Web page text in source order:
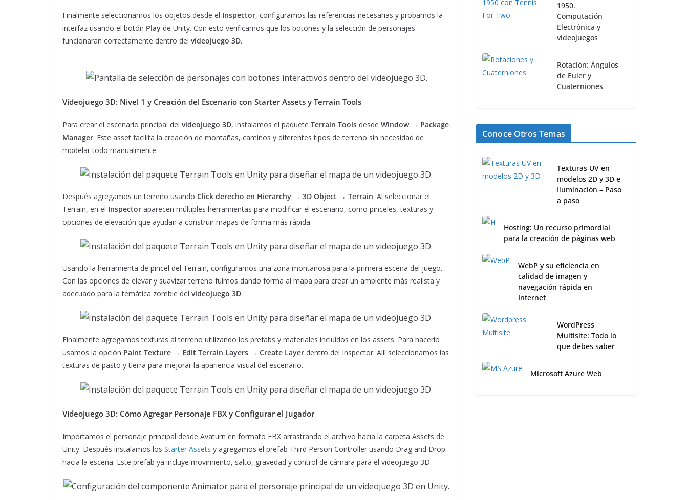
Finalmente seleccionamos los objetos desde el Inspector, configuramos las referencias necesarias y probamos la
interfaz usando el botón Play de Unity. Con esto verificamos que los botones y la selección de personajes
funcionaran correctamente dentro del videojuego 3D.
Videojuego 3D: Nivel 1 y Creación del Escenario con Starter Assets y Terrain Tools
Para crear el escenario principal del videojuego 3D, instalamos el paquete Terrain Tools desde Window → Package
Manager. Este asset facilita la creación de montañas, caminos y diferentes tipos de terreno sin necesidad de
modelar todo manualmente.
Después agregamos un terreno usando Click derecho en Hierarchy → 3D Object → Terrain. Al seleccionar el
Terrain, en el Inspector aparecen múltiples herramientas para modificar el escenario, como pinceles, texturas y
opciones de elevación que ayudan a construir mapas de forma más rápida.
Usando la herramienta de pincel del Terrain, configuramos una zona montañosa para la primera escena del juego.
Con las opciones de elevar y suavizar terreno fuimos dando forma al mapa para crear un ambiente más realista y
adecuado para la temática zombie del videojuego 3D.
Finalmente agregamos texturas al terreno utilizando los prefabs y materiales incluidos en los assets. Para hacerlo
usamos la opción Paint Texture → Edit Terrain Layers → Create Layer dentro del Inspector. Allí seleccionamos las
texturas de pasto y tierra para mejorar la apariencia visual del escenario.
Videojuego 3D: Cómo Agregar Personaje FBX y Configurar el Jugador
Importamos el personaje principal desde Avaturn en formato FBX arrastrando el archivo hacia la carpeta Assets de
Unity. Después instalamos los Starter Assets y agregamos el prefab Third Person Controller usando Drag and Drop
hacia la escena. Este prefab ya incluye movimiento, salto, gravedad y control de cámara para el videojuego 3D.
1950.
Computación
Electrónica y
videojuegos
Rotación: Ángulos
de Euler y
Cuaterniones
Conoce Otros Temas
Texturas UV en
modelos 2D y 3D e
Iluminación – Paso
a paso
Hosting: Un recurso primordial
para la creación de páginas web
WebP y su eficiencia en
calidad de imagen y
navegación rápida en
Internet
WordPress
Multisite: Todo lo
que debes saber
Microsoft Azure Web